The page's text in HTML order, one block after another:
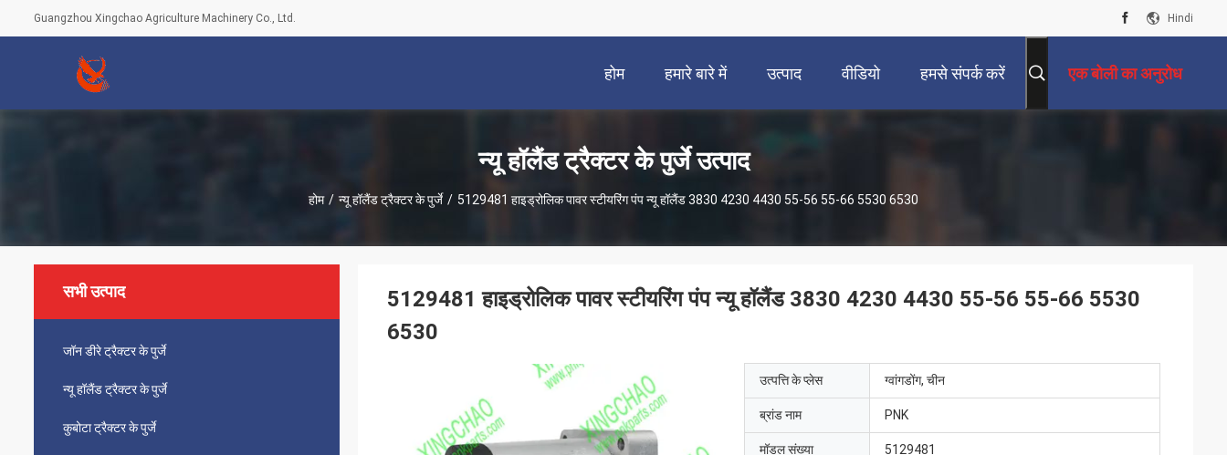
Guangzhou Xingchao Agriculture Machinery Co., Ltd. Hindi
होम हमारे बारे में उत्पाद वीडियो हमसे संपर्क करें एक बोली का अनुरोध
न्यू हॉलैंड ट्रैक्टर के पुर्जे उत्पाद
होम / न्यू हॉलैंड ट्रैक्टर के पुर्जे / 5129481 हाइड्रोलिक पावर स्टीयरिंग पंप न्यू हॉलैंड 3830 4230 4430 55-56 55-66 5530 6530
सभी उत्पाद
जॉन डीरे ट्रैक्टर के पुर्जे
न्यू हॉलैंड ट्रैक्टर के पुर्जे
कुबोटा ट्रैक्टर के पुर्जे
5129481 हाइड्रोलिक पावर स्टीयरिंग पंप न्यू हॉलैंड 3830 4230 4430 55-56 55-66 5530
6530
उत्पत्ति के प्लेस ग्वांगडोंग, चीन
ब्रांड नाम PNK
मॉडल संख्या 5129481